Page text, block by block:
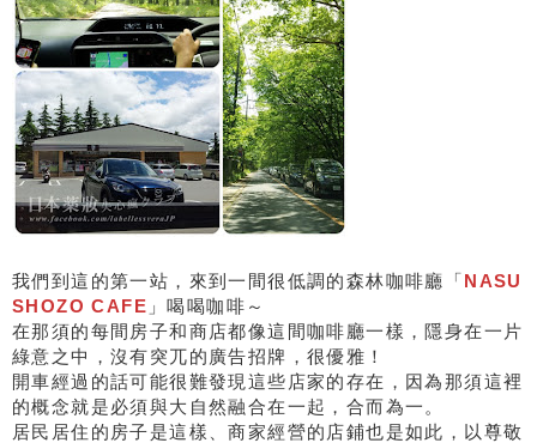
我們到這的第一站，來到一間很低調的森林咖啡廳「NASU
SHOZO CAFE 」喝喝咖啡～
在那須的每間房子和商店都像這間咖啡廳一樣，隱身在一片
綠意之中，沒有突兀的廣告招牌，很優雅！
開車經過的話可能很難發現這些店家的存在，因為那須這裡
的概念就是必須與大自然融合在一起，合而為一。
居民居住的房子是這樣、商家經營的店鋪也是如此，以尊敬